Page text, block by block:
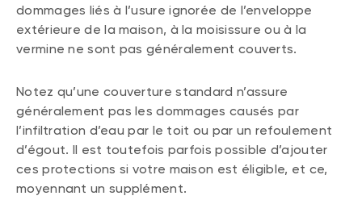
dommages liés à l’usure ignorée de l’enveloppe
extérieure de la maison, à la moisissure ou à la
vermine ne sont pas généralement couverts.
Notez qu’une couverture standard n’assure
généralement pas les dommages causés par
l’infiltration d’eau par le toit ou par un refoulement
d’égout. Il est toutefois parfois possible d’ajouter
ces protections si votre maison est éligible, et ce,
moyennant un supplément.